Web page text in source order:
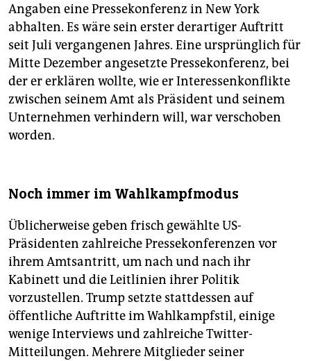
Angaben eine Pressekonferenz in New York
abhalten. Es wäre sein erster derartiger Auftritt
seit Juli vergangenen Jahres. Eine ursprünglich für
Mitte Dezember angesetzte Pressekonferenz, bei
der er erklären wollte, wie er Interessenkonflikte
zwischen seinem Amt als Präsident und seinem
Unternehmen verhindern will, war verschoben
worden.
Noch immer im Wahlkampfmodus
Üblicherweise geben frisch gewählte US-
Präsidenten zahlreiche Pressekonferenzen vor
ihrem Amtsantritt, um nach und nach ihr
Kabinett und die Leitlinien ihrer Politik
vorzustellen. Trump setzte stattdessen auf
öffentliche Auftritte im Wahlkampfstil, einige
wenige Interviews und zahlreiche Twitter-
Mitteilungen. Mehrere Mitglieder seiner